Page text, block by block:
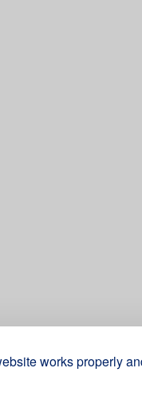
works properly